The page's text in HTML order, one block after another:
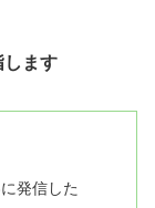
します
発信した